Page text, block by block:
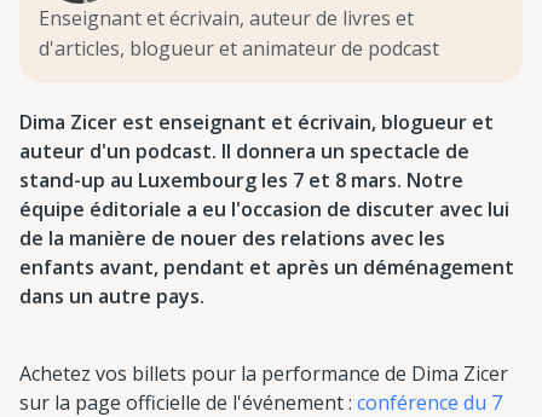
Enseignant et écrivain, auteur de livres et
d'articles, blogueur et animateur de podcast
Dima Zicer est enseignant et écrivain, blogueur et
auteur d'un podcast. Il donnera un spectacle de
stand-up au Luxembourg les 7 et 8 mars. Notre
équipe éditoriale a eu l'occasion de discuter avec lui
de la manière de nouer des relations avec les
enfants avant, pendant et après un déménagement
dans un autre pays.
Achetez vos billets pour la performance de Dima Zicer
sur la page officielle de l'événement : conférence du 7